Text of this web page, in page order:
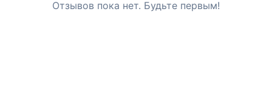
Отзывов пока нет. Будьте первым!